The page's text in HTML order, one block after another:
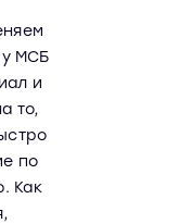
у МСБ
и
то,
по
Как